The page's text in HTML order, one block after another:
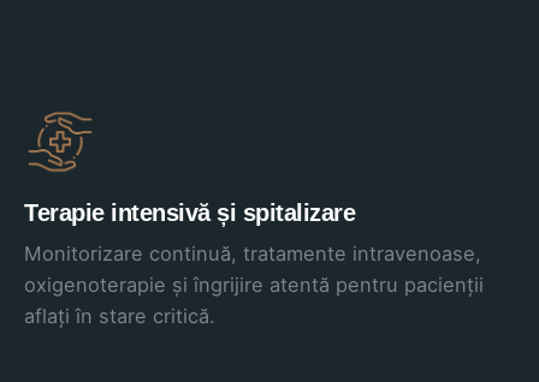
Terapie intensivă și spitalizare
Monitorizare continuă, tratamente intravenoase,
oxigenoterapie și îngrijire atentă pentru pacienții
aflați în stare critică.